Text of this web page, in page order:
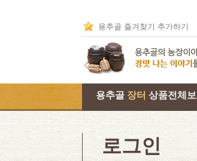
용추골 즐겨찾기 추가하기
용추골 장터 상품전체보
로그인